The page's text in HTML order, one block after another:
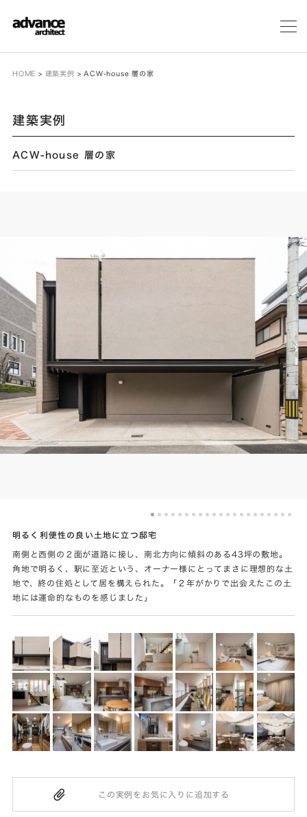
メ
HOME > 建築実例 >ACW-house 層の家
建築実例
ACW-house 層の家
明るく利便性の良い土地に立つ邸宅
南側と西側の２面が道路に接し、南北方向に傾斜のある43坪の敷地。
角地で明るく、駅に至近という、オーナー様にとってまさに理想的な土
地で、終の住処として居を構えられた。「２年がかりで出会えたこの土
地には運命的なものを感じました」